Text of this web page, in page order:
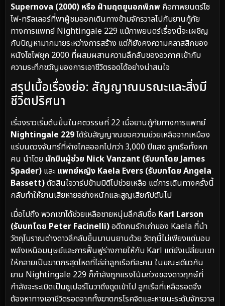
Supernova (2000) หรือ ฝ่ามฤตยูนอกพิภพ คือภาพยนตร์ไซ
ไฟ-ทริลเลอร์ที่พาผู้ชมออกเดินทางข้ามจักรวาลไปกับยานกู้ภัย
ทางการแพทย์ Nightingale 229 แม้ภาพยนตร์เรื่องนี้จะเผชิญ
กับปัญหามากมายระหว่างการสร้าง แต่ก็ยังคงความคลาสสิกของ
หนังไซไฟยุค 2000 ที่ผสมผสานความลึกลับของอวกาศเข้ากับ
ความระทึกขวัญของการเอาชีวิตรอดได้อย่างน่าสนใจ
สรุปเนื้อเรื่องย่อ: สัญญาณมรณะและสิ่งมี
ชีวิตปริศนา
เรื่องราวเริ่มต้นขึ้นในศตวรรษที่ 22 เมื่อยานกู้ภัยทางการแพทย์
Nightingale 229ได้รับสัญญาณขอความช่วยเหลือจากเหมือง
แร่บนดวงจันทร์ที่ห่างไกลออกไปกว่า 3,000 ปีแสง ลูกเรือทั้งหก
คน นำโดย นักบินผู้ช่วย Nick Vanzant (รับบทโดย James
Spader) และแพทย์หญิง Kaela Evers (รับบทโดย Angela
Bassett)ตัดสินใจวาร์ปข้ามมิติไปช่วยเหลือ แต่การเดินทางครั้งนี้
กลับทำให้ยานเสียหายอย่างหนักและสูญเสียกัปตันไป
เมื่อไปถึง พวกเขาได้ช่วยเหลือชายหนุ่มลึกลับชื่อ Karl Larson
(รับบทโดย Peter Facinelli)อดีตคนรักเก่าของ Kaela ที่นำ
วัตถุโบราณต่างดาวลึกลับขึ้นมาบนยานด้วย วัตถุนี้ไม่เพียงแต่มอบ
พลังเหนือมนุษย์และการฟื้นฟูร่างกายให้กับ Karl แต่ยังเปลี่ยนเขา
ให้กลายเป็นฆาตกรสุดโหดที่ไล่ล่าลูกเรือทีละคน ในขณะเดียวกัน
ยาน Nightingale 229 ก็กำลังถูกแรงโน้มถ่วงของดาวฤกษ์ที่
กำลังจะระเบิดเป็นซูเปอร์โนวาดึงดูดเข้าไป ลูกเรือที่เหลือรอดจึง
ต้องหาทางเอาชีวิตรอดจากทั้งฆาตกรโรคจิตและหายนะระดับจักรวาล